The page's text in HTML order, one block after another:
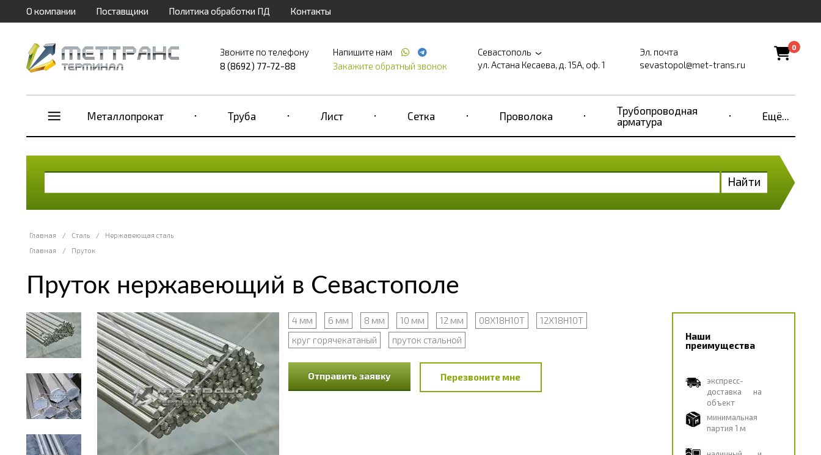
О компании Поставщики Политика обработки ПД Контакты
Звоните по телефону
8 (8692) 77-72-88
Напишите нам
Закажите обратный звонок
Севастополь
ул. Астана Кесаева, д. 15А, оф. 1
Эл. почта
sevastopol@met-trans.ru
0
Металлопрокат Труба Лист Сетка Проволока
Трубопроводная
арматура
Ещё...
Найти
Главная / Сталь /
Нержавеющая сталь
Главная
/ Пруток
Пруток нержавеющий в Севастополе
4 мм 6 мм 8 мм 10 мм 12 мм 08Х18Н10Т
12Х18Н10Т
круг горячекатаный
пруток стальной
Отправить заявку Перезвоните мне
Наши
преимущества
экспресс-
доставка на
объект
минимальная
партия 1 м